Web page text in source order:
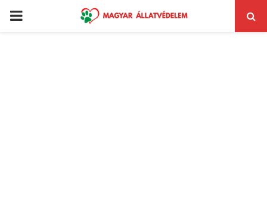
PRIMARY